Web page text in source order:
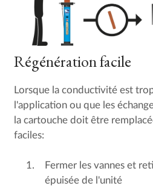
Régénération facile
Lorsque la conductivité est
l'application ou que les
la cartouche doit être
faciles:
Fermer les vannes et
épuisée de l'unité